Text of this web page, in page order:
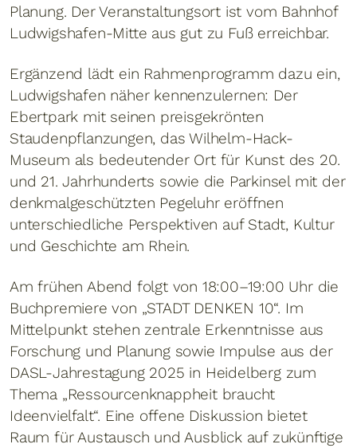
Planung. Der Veranstaltungsort ist vom Bahnhof
Ludwigshafen-Mitte aus gut zu Fuß erreichbar.
Ergänzend lädt ein Rahmenprogramm dazu ein,
Ludwigshafen näher kennenzulernen: Der
Ebertpark mit seinen preisgekrönten
Staudenpflanzungen, das Wilhelm-Hack-
Museum als bedeutender Ort für Kunst des 20.
und 21. Jahrhunderts sowie die Parkinsel mit der
denkmalgeschützten Pegeluhr eröffnen
unterschiedliche Perspektiven auf Stadt, Kultur
und Geschichte am Rhein.
Am frühen Abend folgt von 18:00–19:00 Uhr die
Buchpremiere von „STADT DENKEN 10“. Im
Mittelpunkt stehen zentrale Erkenntnisse aus
Forschung und Planung sowie Impulse aus der
DASL-Jahrestagung 2025 in Heidelberg zum
Thema „Ressourcenknappheit braucht
Ideenvielfalt“. Eine offene Diskussion bietet
Raum für Austausch und Ausblick auf zukünftige